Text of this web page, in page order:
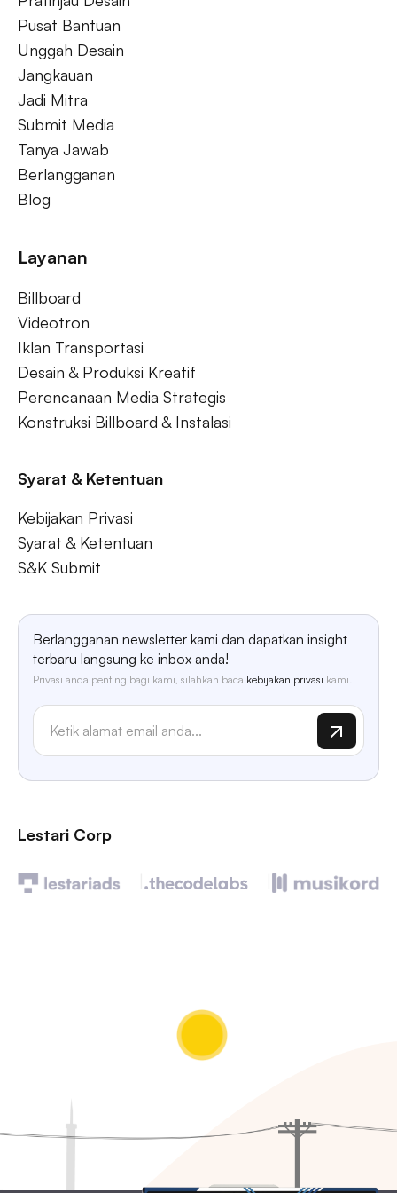
Pusat Bantuan
Unggah Desain
Jangkauan
Jadi Mitra
Submit Media
Tanya Jawab
Berlangganan
Blog
Layanan
Billboard
Videotron
Iklan Transportasi
Desain & Produksi Kreatif
Perencanaan Media Strategis
Konstruksi Billboard & Instalasi
Syarat & Ketentuan
Kebijakan Privasi
Syarat & Ketentuan
S&K Submit
Berlangganan newsletter kami dan dapatkan insight
terbaru langsung ke inbox anda!
Privasi anda penting bagi kami, silahkan baca kebijakan privasi kami.
Lestari Corp